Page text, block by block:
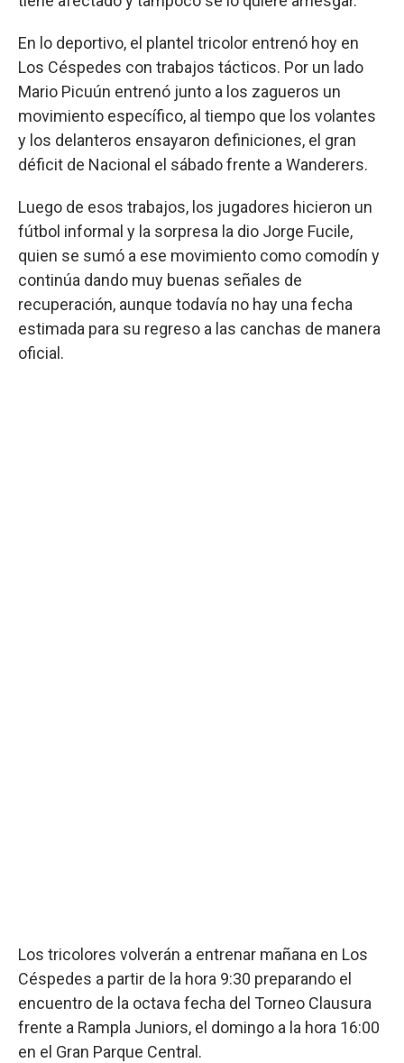
En lo deportivo, el plantel tricolor entrenó hoy en
Los Céspedes con trabajos tácticos. Por un lado
Mario Picuún entrenó junto a los zagueros un
movimiento específico, al tiempo que los volantes
y los delanteros ensayaron definiciones, el gran
déficit de Nacional el sábado frente a Wanderers.
Luego de esos trabajos, los jugadores hicieron un
fútbol informal y la sorpresa la dio Jorge Fucile,
quien se sumó a ese movimiento como comodín y
continúa dando muy buenas señales de
recuperación, aunque todavía no hay una fecha
estimada para su regreso a las canchas de manera
oficial.
Los tricolores volverán a entrenar mañana en Los
Céspedes a partir de la hora 9:30 preparando el
encuentro de la octava fecha del Torneo Clausura
frente a Rampla Juniors, el domingo a la hora 16:00
en el Gran Parque Central.